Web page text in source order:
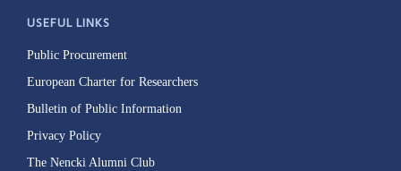
USEFUL LINKS
Public Procurement
European Charter for Researchers
Bulletin of Public Information
Privacy Policy
The Nencki Alumni Club